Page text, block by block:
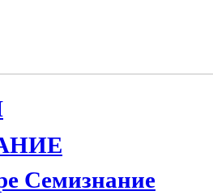
Семизнание